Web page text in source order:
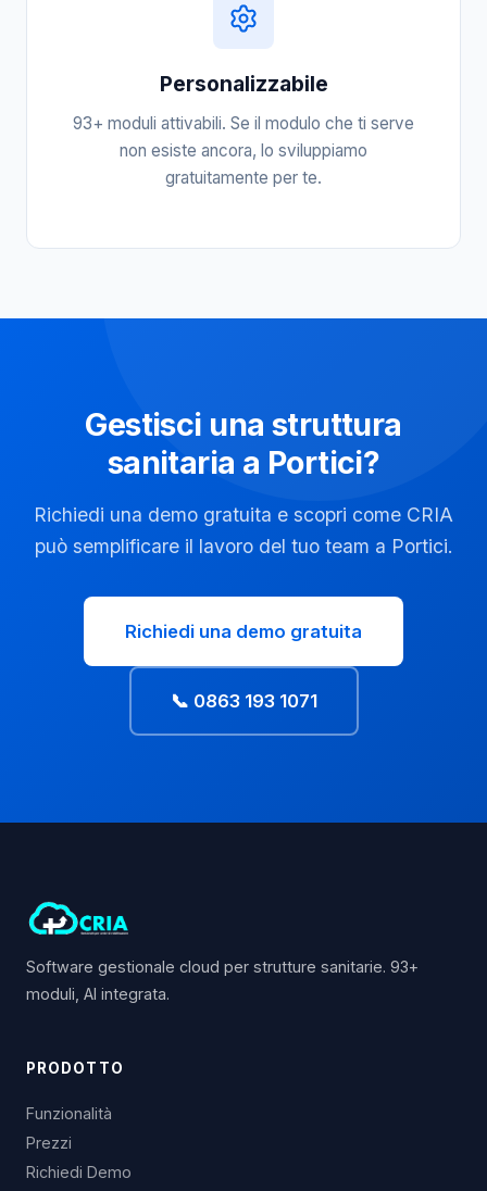
Personalizzabile
93+ moduli attivabili. Se il modulo che ti serve
non esiste ancora, lo sviluppiamo
gratuitamente per te.
Gestisci una struttura
sanitaria a Portici?
Richiedi una demo gratuita e scopri come CRIA
può semplificare il lavoro del tuo team a Portici.
Richiedi una demo gratuita
📞 0863 193 1071
Software gestionale cloud per strutture sanitarie. 93+
moduli, AI integrata.
PRODOTTO
Funzionalità
Prezzi
Richiedi Demo